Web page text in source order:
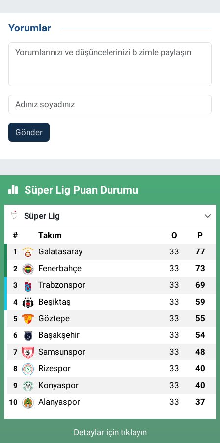
Yorumlar
Gönder
Süper Lig Puan Durumu
Süper Lig
#
Takım O P
1 Galatasaray 33 77
2 Fenerbahçe 33 73
3 Trabzonspor 33 69
4 Beşiktaş 33 59
5 Göztepe 33 55
6 Başakşehir 33 54
7 Samsunspor 33 48
8 Rizespor 33 40
9 Konyaspor 33 40
10 Alanyaspor 33 37
Detaylar için tıklayın